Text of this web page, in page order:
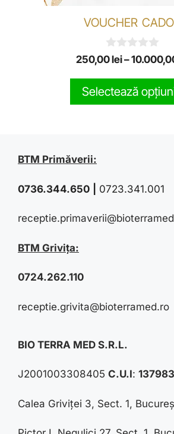
VOUCHER
0
o
u
t
o
f
250,00lei–
Selectează
BTM Primăverii:
0736.344.650 0723.341.001
BTM Grivița:
0724.262.110
receptie.grivita@bioterramed.ro
BIO TERRA MED S.R.L.
J2001003308405 C.U.I:
Calea Griviței 3, Sect. 1,